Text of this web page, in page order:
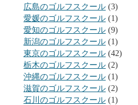
広島のゴルフスクール (3)
愛媛のゴルフスクール (1)
愛知のゴルフスクール (9)
新潟のゴルフスクール (1)
東京のゴルフスクール (42)
栃木のゴルフスクール (2)
沖縄のゴルフスクール (1)
滋賀のゴルフスクール (2)
石川のゴルフスクール (1)